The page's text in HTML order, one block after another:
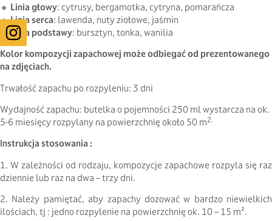
🔸 Linia głowy: cytrusy, bergamotka, cytryna, pomarańcza
🔸Linia serca: lawenda, nuty ziołowe, jaśmin
🔸Linia podstawy: bursztyn, tonka, wanilia
Kolor kompozycji zapachowej może odbiegać od prezentowanego
na zdjęciach.
Trwałość zapachu po rozpyleniu: 3 dni
Wydajność zapachu: butelka o pojemności 250 ml wystarcza na ok.
5-6 miesięcy rozpylany na powierzchnię około 50 m2.
Instrukcja stosowania :
1. W zależności od rodzaju, kompozycje zapachowe rozpyla się raz
dziennie lub raz na dwa – trzy dni.
2. Należy pamiętać, aby zapachy dozować w bardzo niewielkich
ilościach, tj : jedno rozpylenie na powierzchnię ok. 10 – 15 m².